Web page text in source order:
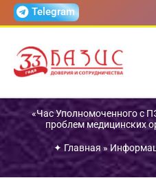
ПерейтиTelegram
«Час Уполномоченного с
проблем медицинских
✦ Главная»